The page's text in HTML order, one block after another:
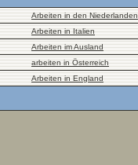
Arbeiten in den Niederlanden
Arbeiten in Italien
Arbeiten im Ausland
arbeiten in Österreich
Arbeiten in England